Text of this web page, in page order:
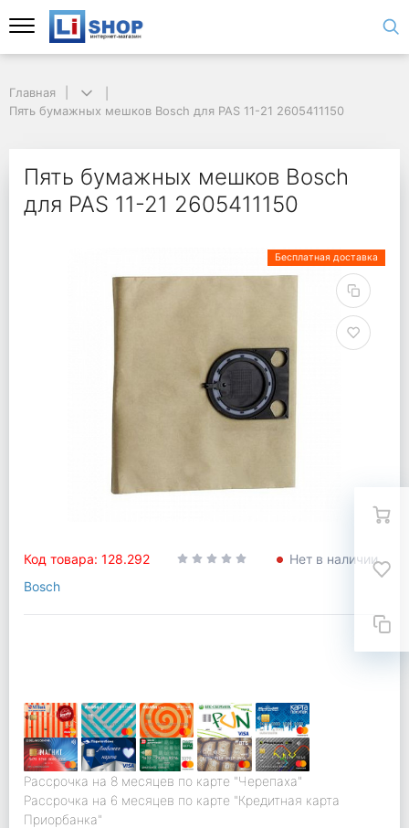
Главная
Пять бумажных мешков Bosch для PAS 11-21 2605411150
Пять бумажных мешков Bosch
для PAS 11-21 2605411150
Бесплатная доставка
Код товара: 128.292
Нет в наличии
Bosch
Рассрочка на 8 месяцев по карте "Черепаха"
Рассрочка на 6 месяцев по карте "Кредитная карта
Приорбанка"